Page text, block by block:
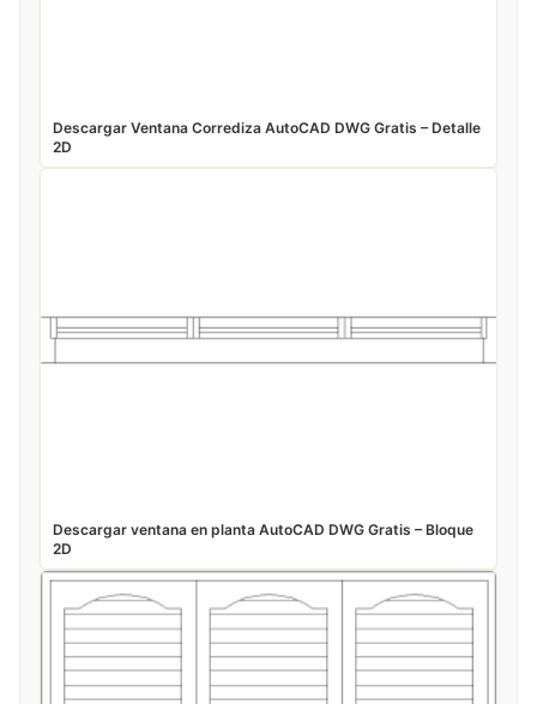
Descargar Ventana Corrediza AutoCAD DWG Gratis – Detalle
2D
Descargar ventana en planta AutoCAD DWG Gratis – Bloque
2D